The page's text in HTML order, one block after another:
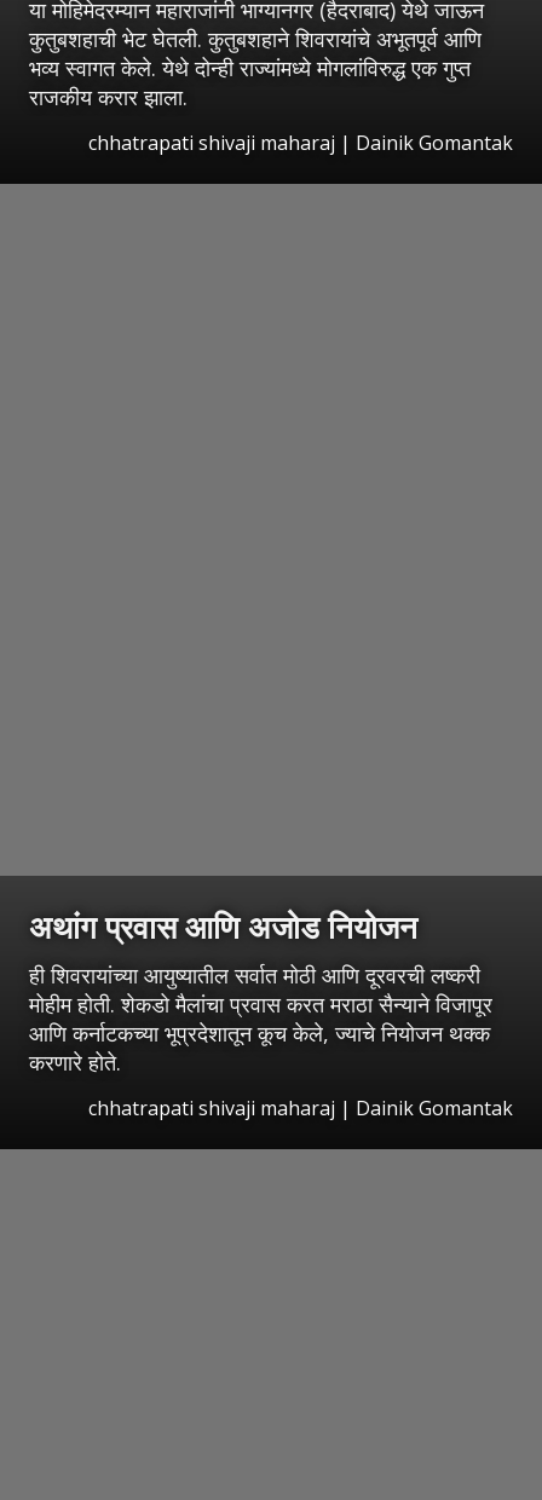
या मोहिमेदरम्यान महाराजांनी भाग्यानगर (हैदराबाद) येथे जाऊन
कुतुबशहाची भेट घेतली. कुतुबशहाने शिवरायांचे अभूतपूर्व आणि
भव्य स्वागत केले. येथे दोन्ही राज्यांमध्ये मोगलांविरुद्ध एक गुप्त
राजकीय करार झाला.
chhatrapati shivaji maharaj | Dainik Gomantak
अथांग प्रवास आणि अजोड नियोजन
ही शिवरायांच्या आयुष्यातील सर्वात मोठी आणि दूरवरची लष्करी
मोहीम होती. शेकडो मैलांचा प्रवास करत मराठा सैन्याने विजापूर
आणि कर्नाटकच्या भूप्रदेशातून कूच केले, ज्याचे नियोजन थक्क
करणारे होते.
chhatrapati shivaji maharaj | Dainik Gomantak